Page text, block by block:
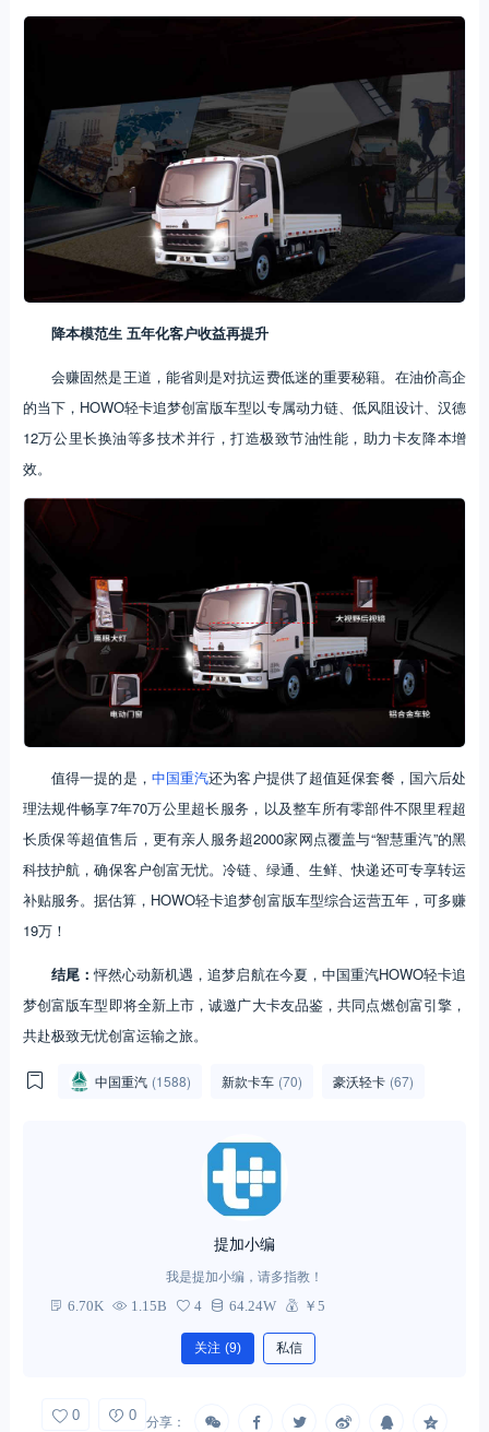
降本模范生 五年化客户收益再提升
会赚固然是王道，能省则是对抗运费低迷的重要秘籍。在油价高企
的当下，HOWO轻卡追梦创富版车型以专属动力链、低风阻设计、汉德
12万公里长换油等多技术并行，打造极致节油性能，助力卡友降本增
效。
值得一提的是， 中国重汽还为客户提供了超值延保套餐，国六后处
理法规件畅享7年70万公里超长服务，以及整车所有零部件不限里程超
长质保等超值售后，更有亲人服务超2000家网点覆盖与“智慧重汽”的黑
科技护航，确保客户创富无忧。冷链、绿通、生鲜、快递还可专享转运
补贴服务。据估算，HOWO轻卡追梦创富版车型综合运营五年，可多赚
19万！
结尾：怦然心动新机遇，追梦启航在今夏，中国重汽HOWO轻卡追
梦创富版车型即将全新上市，诚邀广大卡友品鉴，共同点燃创富引擎，
共赴极致无忧创富运输之旅。
中国重汽 (1588) 新款卡车 (70) 豪沃轻卡 (67)
提加小编
我是提加小编，请多指教！
6.70K 1.15B 4 64.24W ￥5
关注 (9) 私信
0 0 分享：